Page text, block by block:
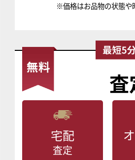
※価格はお品物の状態や
査
宅配
査定